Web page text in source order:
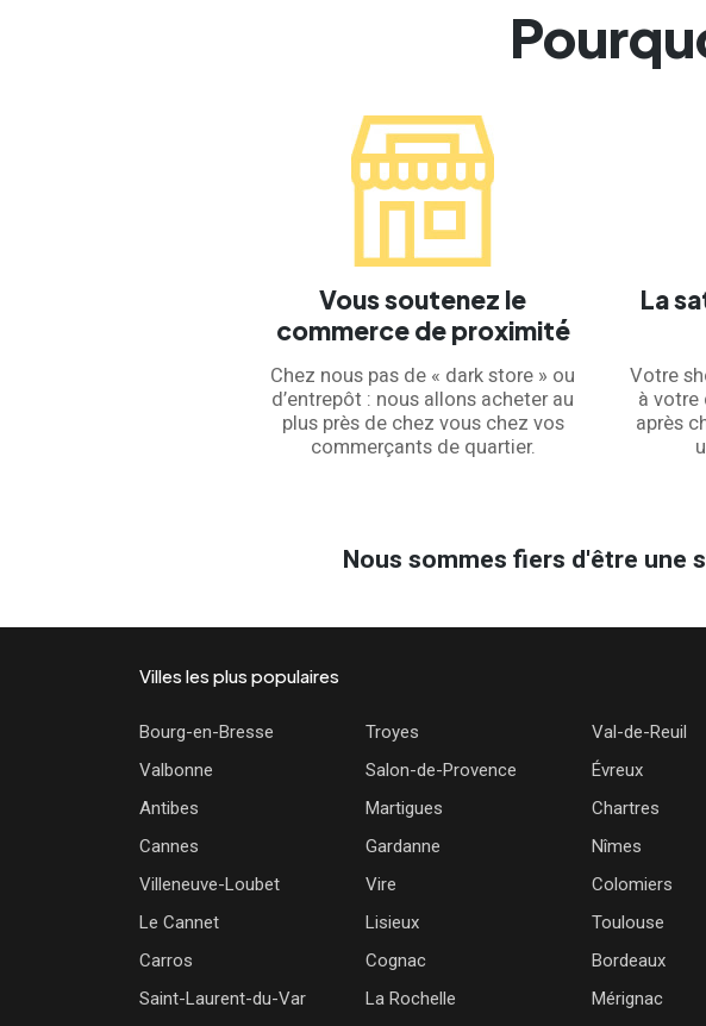
Vous soutenez le
commerce de proximité
Chez nous pas de « dark store » ou
d’entrepôt : nous allons acheter au
plus près de chez vous chez vos
commerçants de quartier.
La
Votre
à votre
après
Nous sommes fiers d'être une
Villes les plus populaires
Bourg-en-Bresse
Valbonne
Antibes
Cannes
Villeneuve-Loubet
Le Cannet
Carros
Saint-Laurent-du-Var
Troyes
Salon-de-Provence
Martigues
Gardanne
Vire
Lisieux
Cognac
La Rochelle
Val-de-Reuil
Évreux
Chartres
Nîmes
Colomiers
Toulouse
Bordeaux
Mérignac